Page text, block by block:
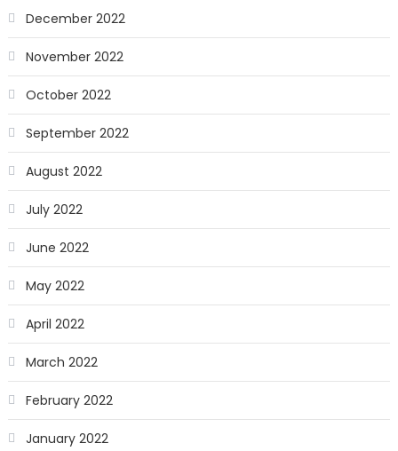
December 2022
November 2022
October 2022
September 2022
August 2022
July 2022
June 2022
May 2022
April 2022
March 2022
February 2022
January 2022